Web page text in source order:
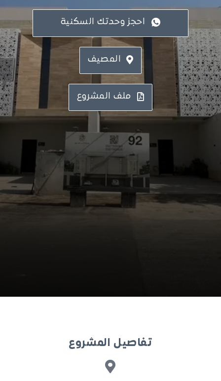
احجز وحدتك السكنية
المصيف
ملف المشروع
تفاصيل المشروع